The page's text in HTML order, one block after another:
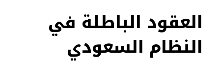
العقود الباطلة في
النظام السعودي